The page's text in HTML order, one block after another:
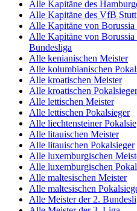
Alle Kapitäne des
Alle Kapitäne des VfB
Alle Kapitäne von
Alle Kapitäne von
Bundesliga
Alle kenianischen Meister
Alle kolumbianischen
Alle kroatischen Meister
Alle kroatischen Pokalsieger
Alle lettischen Meister
Alle lettischen Pokalsieger
Alle liechtensteiner
Alle litauischen Meister
Alle litauischen Pokalsieger
Alle luxemburgischen
Alle luxemburgischen
Alle maltesischen Meister
Alle maltesischen
Alle Meister der 2.